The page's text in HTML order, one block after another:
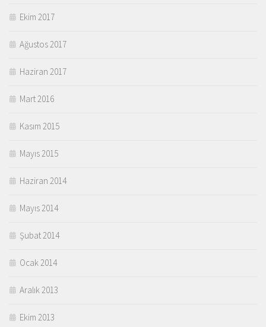
Ekim 2017
Ağustos 2017
Haziran 2017
Mart 2016
Kasım 2015
Mayıs 2015
Haziran 2014
Mayıs 2014
Şubat 2014
Ocak 2014
Aralık 2013
Ekim 2013